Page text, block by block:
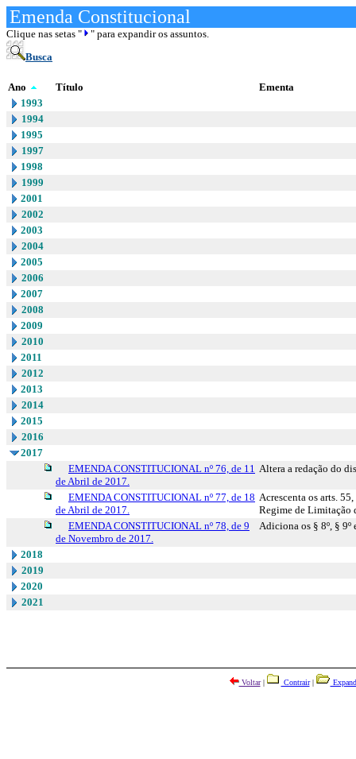
Emenda Constitucional
Clique nas setas "
" para expandir os assuntos.
Busca
Ano Título
Ementa
1993
1994
1995
1997
1998
1999
2001
2002
2003
2004
2005
2006
2007
2008
2009
2010
2011
2012
2013
2014
2015
2016
2017
EMENDA CONSTITUCIONAL nº 76, de 11
de Abril de 2017.
Altera a redação do
EMENDA CONSTITUCIONAL nº 77, de 18
de Abril de 2017.
Acrescenta os arts.
Regime de Limitação
EMENDA CONSTITUCIONAL nº 78, de 9
de Novembro de 2017.
Adiciona os § 8º, §
2018
2019
2020
2021
Voltar| Contrair|